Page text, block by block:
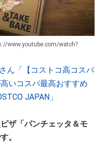
www.youtube.com/watch?
ん「【コストコ高コスパ
いコスパ最高おすすめ
JAPAN」
ザ「パンチェッタ＆モ
。